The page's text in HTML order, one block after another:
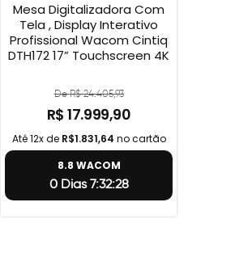
Mesa Digitalizadora Com
Tela , Display Interativo
Profissional Wacom Cintiq
DTH172 17” Touchscreen 4K
De R$ 24.405,93
R$ 17.999,90
Até 12x de R$1.831,64 no cartão
8.8 WACOM
0 Dias 7:32:27